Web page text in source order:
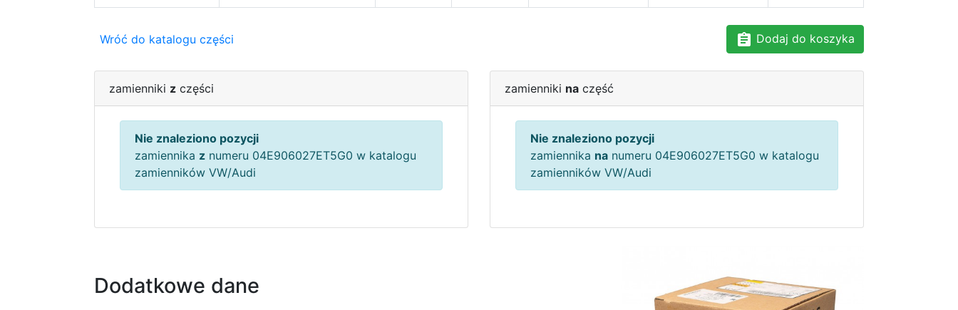
Wróć do katalogu części Dodaj do koszyka
zamienniki z części
Nie znaleziono pozycji
zamiennika z numeru 04E906027ET5G0 w katalogu
zamienników VW/Audi
zamienniki na część
Nie znaleziono pozycji
zamiennika na numeru 04E906027ET5G0 w katalogu
zamienników VW/Audi
Dodatkowe dane